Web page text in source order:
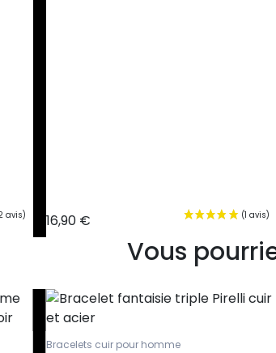
16,90 €
Vous
Bracelets cuir pour homme